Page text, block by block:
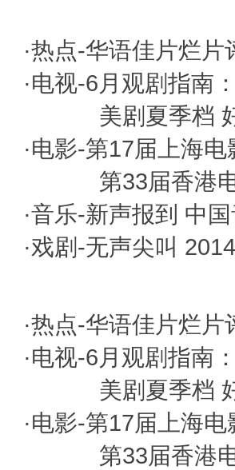
·热点-华语佳片烂片
·电视-6月观剧指南
美剧夏季档
·电影-第17届上海电
第33届香港
·音乐-新声报到 中
·戏剧-无声尖叫
·热点-华语佳片烂片
·电视-6月观剧指南
美剧夏季档
·电影-第17届上海电
第33届香港